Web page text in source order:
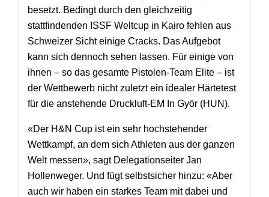
besetzt. Bedingt durch den gleichzeitig
stattfindenden ISSF Weltcup in Kairo fehlen aus
Schweizer Sicht einige Cracks. Das Aufgebot
kann sich dennoch sehen lassen. Für einige von
ihnen – so das gesamte Pistolen-Team Elite – ist
der Wettbewerb nicht zuletzt ein idealer Härtetest
für die anstehende Druckluft-EM In Györ (HUN).
«Der H&N Cup ist ein sehr hochstehender
Wettkampf, an dem sich Athleten aus der ganzen
Welt messen», sagt Delegationseiter Jan
Hollenweger. Und fügt selbstsicher hinzu: «Aber
auch wir haben ein starkes Team mit dabei und